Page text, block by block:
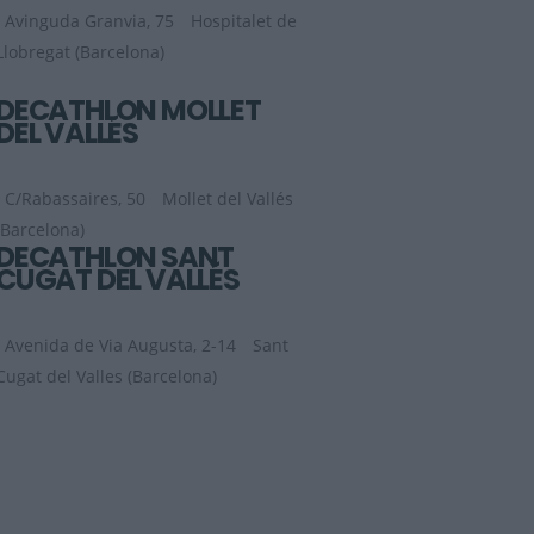
Avinguda Granvia, 75
Hospitalet de
(Barcelona)
MOLLET
VALLÉS
C/Rabassaires, 50
Mollet del Vallés
SANT
DEL VALLÉS
Avenida de Via Augusta, 2-14
Sant
del Valles (Barcelona)